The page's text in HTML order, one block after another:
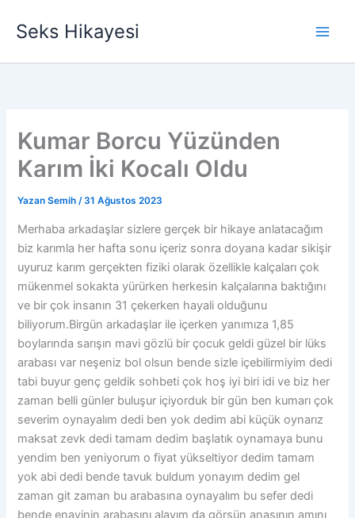
atlaSeks Hikayesi
Kumar Borcu Yüzünden
Karım İki Kocalı Oldu
Yazan Semih/31 Ağustos 2023
Merhaba arkadaşlar sizlere gerçek bir hikaye anlatacağım
biz karımla her hafta sonu içeriz sonra doyana kadar sikişir
uyuruz karım gerçekten fiziki olarak özellikle kalçaları çok
mükenmel sokakta yürürken herkesin kalçalarına baktığını
ve bir çok insanın 31 çekerken hayali olduğunu
biliyorum.Birgün arkadaşlar ile içerken yanımıza 1,85
boylarında sarışın mavi gözlü bir çocuk geldi güzel bir lüks
arabası var neşeniz bol olsun bende sizle içebilirmiyim dedi
tabi buyur genç geldik sohbeti çok hoş iyi biri idi ve biz her
zaman belli günler buluşur içiyorduk bir gün ben kumarı çok
severim oynayalım dedi ben yok dedim abi küçük oynarız
maksat zevk dedi tamam dedim başlatık oynamaya bunu
yendim ben yeniyorum o fiyat yükseltiyor dedim tamam
yok abi dedi bende tavuk buldum yonayım dedim gel
zaman git zaman bu arabasına oynayalım bu sefer dedi
bende enayinin arabasını alayım da görsün anasının amını